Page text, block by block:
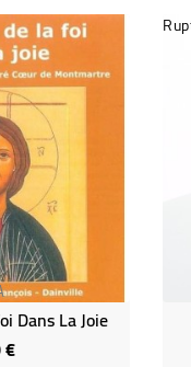
Dans La Joie
€Prix